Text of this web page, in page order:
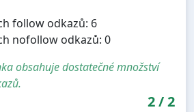
follow odkazů: 6
nofollow odkazů: 0
obsahuje dostatečné množství
2/2